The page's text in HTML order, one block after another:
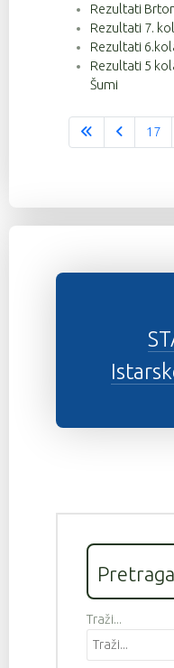
Rezultati
Rezultati 7.
Rezultati
Rezultati 5
Šumi
17
Pretraga
Traži...